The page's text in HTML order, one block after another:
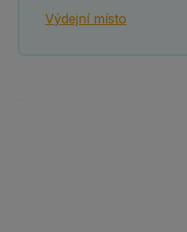
Výdejní místo